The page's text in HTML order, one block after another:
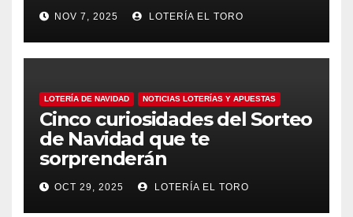
NOV 7, 2025 LOTERÍA EL TORO
LOTERÍA DE NAVIDAD NOTICIAS LOTERÍAS Y APUESTAS
Cinco curiosidades del Sorteo
de Navidad que te
sorprenderán
OCT 29, 2025 LOTERÍA EL TORO